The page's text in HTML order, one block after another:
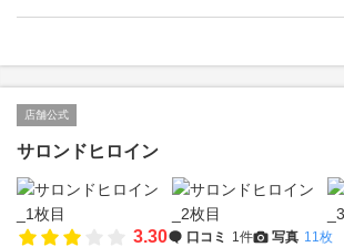
店舗公式
サロンドヒロイン
3.30 口コミ 1件 写真 11枚